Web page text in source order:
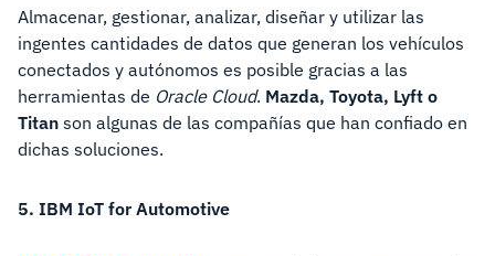
Almacenar, gestionar, analizar, diseñar y utilizar las
ingentes cantidades de datos que generan los vehículos
conectados y autónomos es posible gracias a las
herramientas de Oracle Cloud. Mazda, Toyota, Lyft o
Titan son algunas de las compañías que han confiado en
dichas soluciones.
5. IBM IoT for Automotive